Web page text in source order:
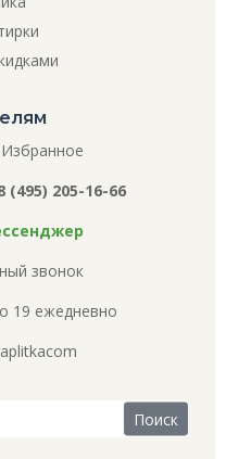
Избранное
(495) 205-16-66
звонок
19 ежедневно